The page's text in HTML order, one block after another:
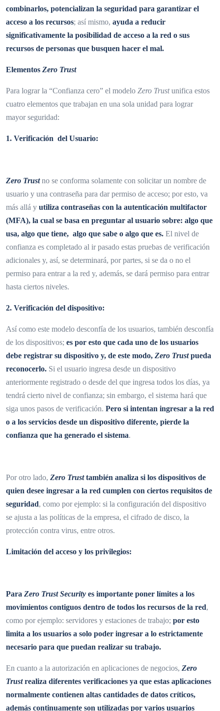
combinarlos, potencializan la seguridad para garantizar el
acceso a los recursos; así mismo, ayuda a reducir
significativamente la posibilidad de acceso a la red o sus
recursos de personas que busquen hacer el mal.
Elementos Zero Trust
Para lograr la “Confianza cero” el modelo Zero Trustunifica estos
cuatro elementos que trabajan en una sola unidad para lograr
mayor seguridad:
1. Verificación del Usuario:
Zero Trustno se conforma solamente con solicitar un nombre de
usuario y una contraseña para dar permiso de acceso; por esto, va
más allá y utiliza contraseñas con la autenticación multifactor
(MFA), la cual se basa en preguntar al usuario sobre: algo que
usa, algo que tiene, algo que sabe o algo que es. El nivel de
confianza es completado al ir pasado estas pruebas de verificación
adicionales y, así, se determinará, por partes, si se da o no el
permiso para entrar a la red y, además, se dará permiso para entrar
hasta ciertos niveles.
2. Verificación del dispositivo:
Así como este modelo desconfía de los usuarios, también desconfía
de los dispositivos; es por esto que cada uno de los usuarios
debe registrar su dispositivo y, de este modo, Zero Trustpueda
reconocerlo. Si el usuario ingresa desde un dispositivo
anteriormente registrado o desde del que ingresa todos los días, ya
tendrá cierto nivel de confianza; sin embargo, el sistema hará que
siga unos pasos de verificación. Pero si intentan ingresar a la red
o a los servicios desde un dispositivo diferente, pierde la
confianza que ha generado el sistema.
Por otro lado, Zero Trusttambién analiza si los dispositivos de
quien desee ingresar a la red cumplen con ciertos requisitos de
seguridad, como por ejemplo: si la configuración del dispositivo
se ajusta a las políticas de la empresa, el cifrado de disco, la
protección contra virus, entre otros.
Limitación del acceso y los privilegios:
Para Zero Trust Security es importante poner límites a los
movimientos contiguos dentro de todos los recursos de la red,
como por ejemplo: servidores y estaciones de trabajo; por esto
limita a los usuarios a solo poder ingresar a lo estrictamente
necesario para que puedan realizar su trabajo.
En cuanto a la autorización en aplicaciones de negocios, Zero
Trustrealiza diferentes verificaciones ya que estas aplicaciones
normalmente contienen altas cantidades de datos críticos,
además continuamente son utilizadas por varios usuarios